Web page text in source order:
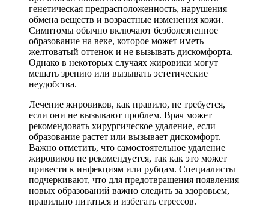
генетическая предрасположенность, нарушения
обмена веществ и возрастные изменения кожи.
Симптомы обычно включают безболезненное
образование на веке, которое может иметь
желтоватый оттенок и не вызывать дискомфорта.
Однако в некоторых случаях жировики могут
мешать зрению или вызывать эстетические
неудобства.
Лечение жировиков, как правило, не требуется,
если они не вызывают проблем. Врач может
рекомендовать хирургическое удаление, если
образование растет или вызывает дискомфорт.
Важно отметить, что самостоятельное удаление
жировиков не рекомендуется, так как это может
привести к инфекциям или рубцам. Специалисты
подчеркивают, что для предотвращения появления
новых образований важно следить за здоровьем,
правильно питаться и избегать стрессов.